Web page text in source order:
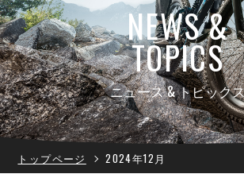
NEWS &
TOPICS
ニュース & トピック
トップページ 2024年12月